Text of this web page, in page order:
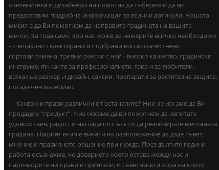
озеленители и дизайнери ни помогна да съберем и да ви
предоставим подробна информация за всички артикули. Нашата
мисия е да Ви помогнем да направите градината на вашите
мечти. За това само при нас може да намерите всичко необходимо
- специално селектирани и подбрани висококачествени
сортови семена, тревни смески с най - високо качество, градински
инструменти както за професионалисти, така и за любители,
всякакъв размер и дизайн, саксии, препарати за растителна защита,
посадъчен материал.
Какво ни прави различни от останалите? Ние не искаме да Ви
продадем "продукт". Ние искаме да ви помогнем да изпитате
удоволствие, радост и наслада по пътя си да реализирате мечтаната
градина. Нашият екип е винаги на разположение да даде съвет,
мнение и правилното решение при нужда. През дългите години
работа осъзнахме, че доверието което остава между нас и
партньорите ни прави и приятели, и съветници и хора на които